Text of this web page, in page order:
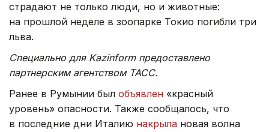
страдают не только люди, но и животные:
на прошлой неделе в зоопарке Токио погибли три
льва.
Специально для Kazinform предоставлено
партнерским агентством ТАСС.
Ранее в Румынии был объявлен «красный
уровень» опасности. Также сообщалось, что
в последние дни Италию накрыла новая волна